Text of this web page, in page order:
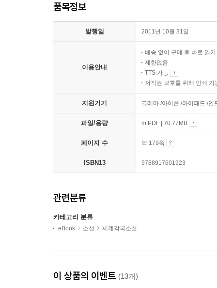
품목정보
발행일 2011년 10월 31일
이용안내
배송 없이 구매 후 바로 읽기
제한없음
TTS 가능
저작권 보호를 위해 인쇄 기
지원기기 크레마 /아이폰 /아이패드 /
파일/용량 m.PDF | 70.77MB
페이지 수 약 179쪽
ISBN13 9788917601923
관련분류
카테고리 분류
eBook 소설 세계각국소설
이 상품의 이벤트 (13개)